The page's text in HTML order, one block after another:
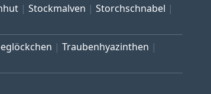
Stockmalven
Storchschnabel
Traubenhyazinthen